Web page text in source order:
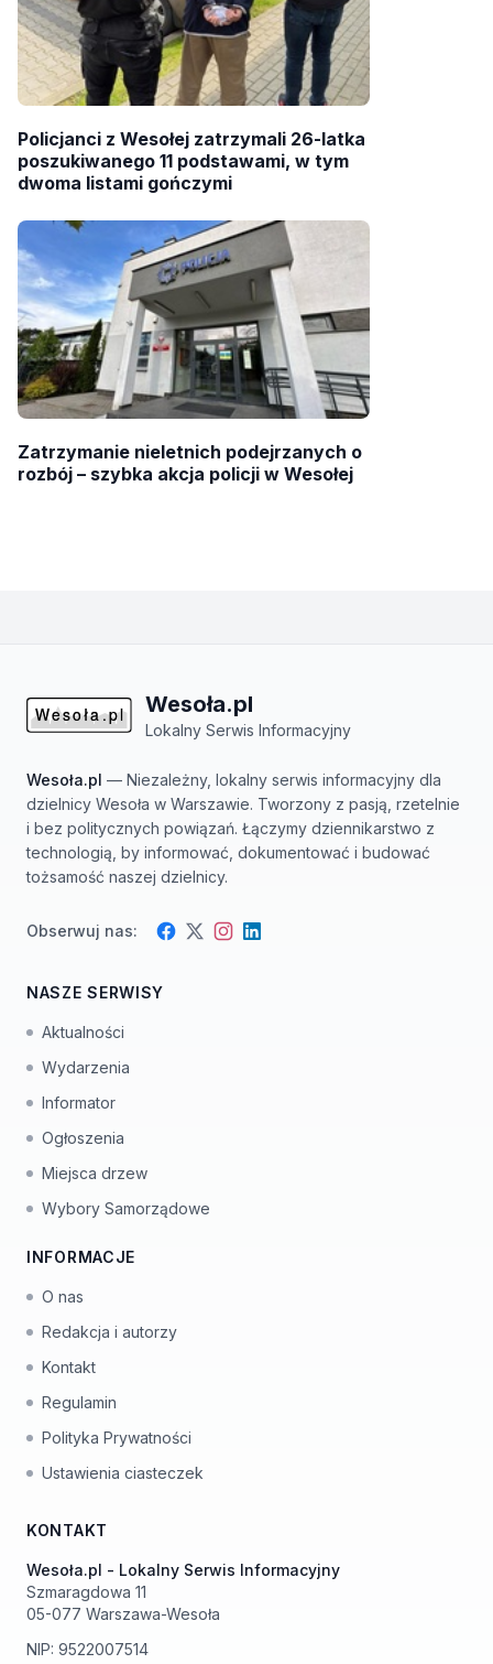
Policjanci z Wesołej zatrzymali 26-latka
poszukiwanego 11 podstawami, w tym
dwoma listami gończymi
Zatrzymanie nieletnich podejrzanych o
rozbój – szybka akcja policji w Wesołej
Wesoła.pl
Lokalny Serwis Informacyjny
Wesoła.pl — Niezależny, lokalny serwis informacyjny dla
dzielnicy Wesoła w Warszawie. Tworzony z pasją, rzetelnie
i bez politycznych powiązań. Łączymy dziennikarstwo z
technologią, by informować, dokumentować i budować
tożsamość naszej dzielnicy.
Obserwuj nas: Facebook
TwitterInstagram
LinkedIn
NASZE SERWISY
Aktualności
Wydarzenia
Informator
Ogłoszenia
Miejsca drzew
Wybory Samorządowe
INFORMACJE
O nas
Redakcja i autorzy
Kontakt
Regulamin
Polityka Prywatności
Ustawienia ciasteczek
KONTAKT
Wesoła.pl - Lokalny Serwis Informacyjny
Szmaragdowa 11
05-077 Warszawa-Wesoła
NIP: 9522007514